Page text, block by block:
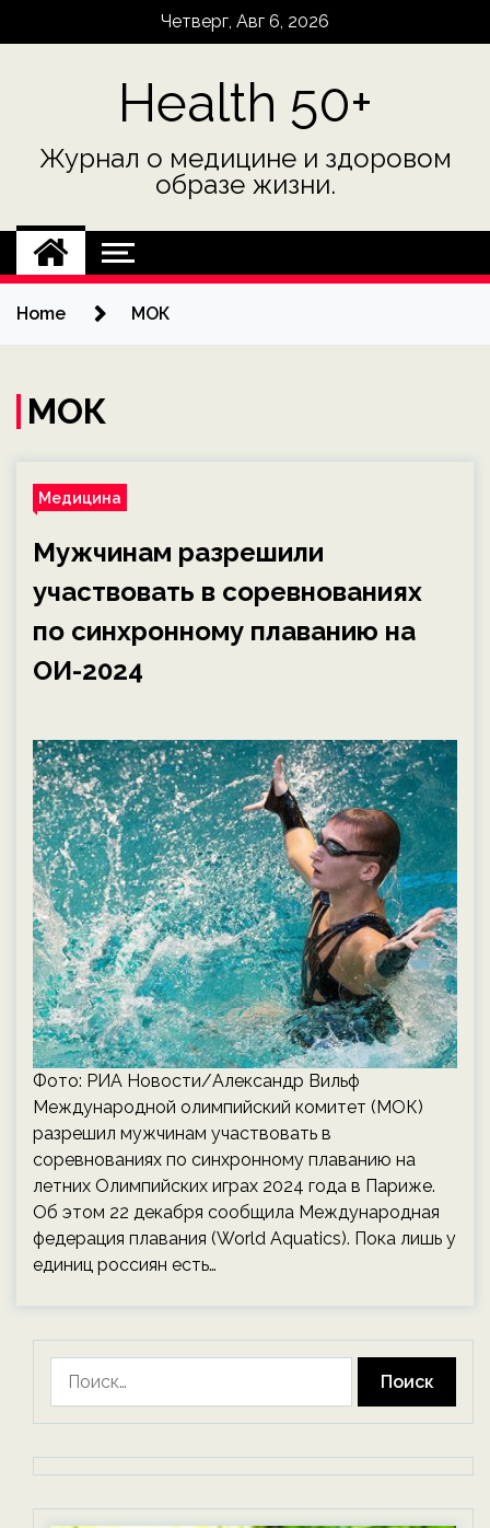
Четверг, Авг 6, 2026
Health 50+
Журнал о медицине и здоровом
образе жизни.
Home МОК
МОК
Медицина
Мужчинам разрешили
участвовать в соревнованиях
по синхронному плаванию на
ОИ-2024
Фото: РИА Новости/Александр Вильф
Международной олимпийский комитет (МОК)
разрешил мужчинам участвовать в
соревнованиях по синхронному плаванию на
летних Олимпийских играх 2024 года в Париже.
Об этом 22 декабря сообщила Международная
федерация плавания (World Aquatics). Пока лишь у
единиц россиян есть…